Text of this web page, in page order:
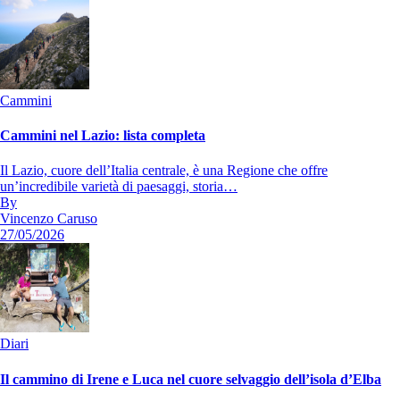
Cammini
Cammini nel Lazio: lista completa
Il Lazio, cuore dell’Italia centrale, è una Regione che offre
un’incredibile varietà di paesaggi, storia…
By
Vincenzo Caruso
27/05/2026
Diari
Il cammino di Irene e Luca nel cuore selvaggio dell’isola d’Elba